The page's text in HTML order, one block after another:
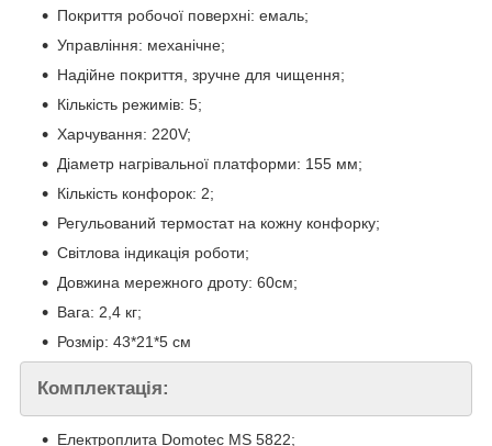
Покриття робочої поверхні: емаль;
Управління: механічне;
Надійне покриття, зручне для чищення;
Кількість режимів: 5;
Харчування: 220V;
Діаметр нагрівальної платформи: 155 мм;
Кількість конфорок: 2;
Регульований термостат на кожну конфорку;
Світлова індикація роботи;
Довжина мережного дроту: 60см;
Вага: 2,4 кг;
Розмір: 43*21*5 см
Комплектація:
Електроплита Domotec MS 5822;